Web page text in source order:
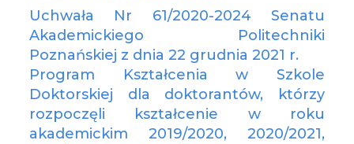
Uchwała Nr 61/2020-2024 Senatu
Akademickiego Politechniki
Poznańskiej z dnia 22 grudnia 2021 r.
Program Kształcenia w Szkole
Doktorskiej dla doktorantów, którzy
rozpoczęli kształcenie w roku
akademickim 2019/2020, 2020/2021,